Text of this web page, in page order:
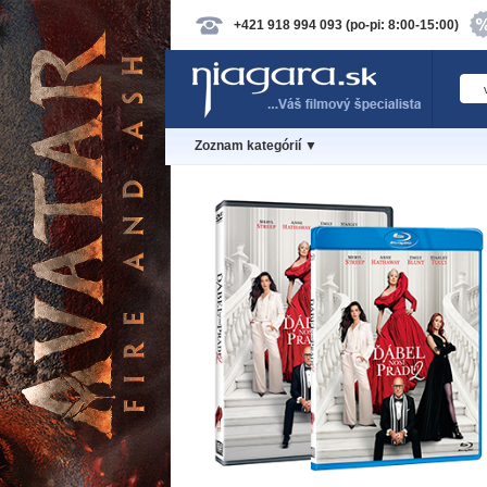
+421 918 994 093 (po-pi: 8:00-15:00)
Zoznam kategórií ▼